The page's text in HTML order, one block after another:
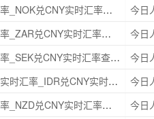
今日人民币兑挪威克朗实时汇率_NOK兑CNY实时汇率查询 2025年09月21日
今日人民币兑南非兰特实时汇率_ZAR兑CNY实时汇率查询 2025年09月21日
今日人民币兑瑞典克朗实时汇率_SEK兑CNY实时汇率查询 2025年09月21日
今日人民币兑印度尼西亚卢比实时汇率_IDR兑CNY实时汇率查询 2025年09月21日
今日人民币兑新西兰元实时汇率_NZD兑CNY实时汇率查询 2025年09月21日